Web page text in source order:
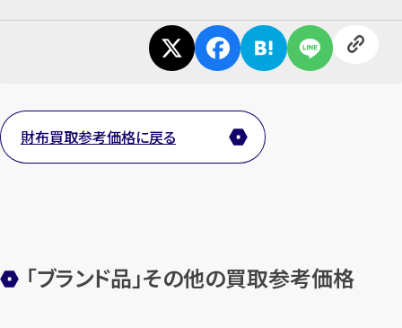
メールで無料相談する
財布買取参考価格に戻る
「ブランド品」その他の買取参考価格